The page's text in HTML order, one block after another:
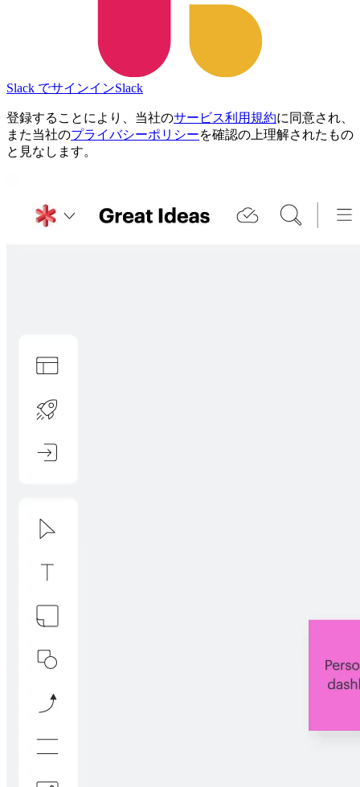
Slack でサインインSlack
登録することにより、当社のサービス利用規約に同意され、
また当社のプライバシーポリシーを確認の上理解されたもの
と見なします。